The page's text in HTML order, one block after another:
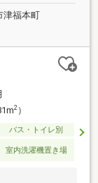
津福本町
2）
バス・トイレ別
室内洗濯機置き場